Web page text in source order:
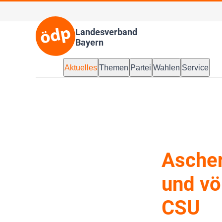
Landesverband
Bayern
Aktuelles Themen Partei Wahlen Service
und
CSU